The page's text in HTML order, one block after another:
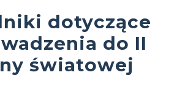
dotyczące
do II
światowej